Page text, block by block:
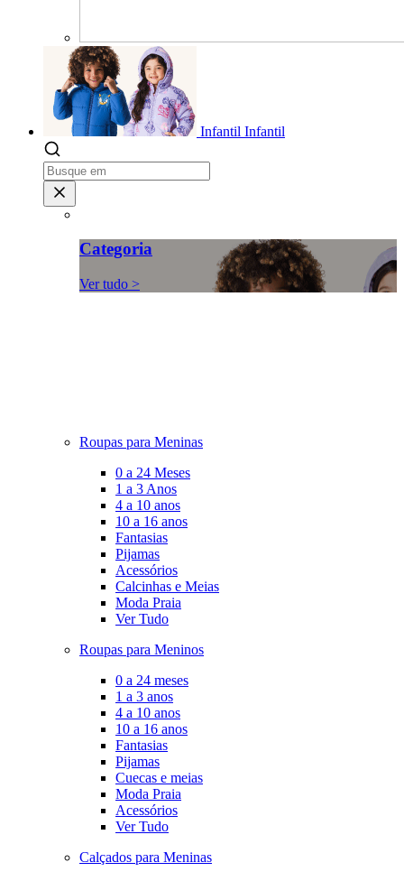
Infantil Infantil
Categoria
Ver tudo >
Roupas para Meninas
0 a 24 Meses
1 a 3 Anos
4 a 10 anos
10 a 16 anos
Fantasias
Pijamas
Acessórios
Calcinhas e Meias
Moda Praia
Ver Tudo
Roupas para Meninos
0 a 24 meses
1 a 3 anos
4 a 10 anos
10 a 16 anos
Fantasias
Pijamas
Cuecas e meias
Moda Praia
Acessórios
Ver Tudo
Calçados para Meninas